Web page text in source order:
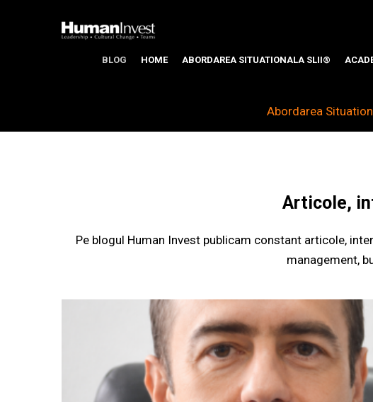
BLOG HOME ABORDAREA SITUATIONALA SLII®
Abordarea
Articole,
Pe blogul Human Invest publicam constant articole,
management,